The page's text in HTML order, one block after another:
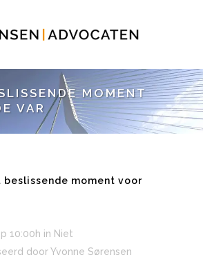
MOMENT
VAR
beslissende moment voor
10:00h in Niet
doorYvonne Sørensen